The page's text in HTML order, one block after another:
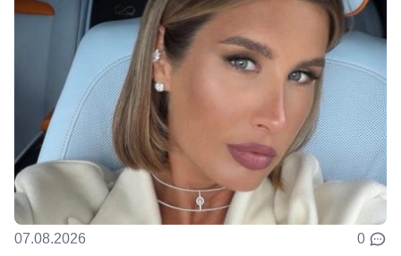
07.08.2026 0